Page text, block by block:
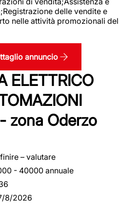
delle vendite e
nelle attività promozionali del
annuncio
ELETTRICO
zona Oderzo
– valutare
- 40000 annuale
8/2026